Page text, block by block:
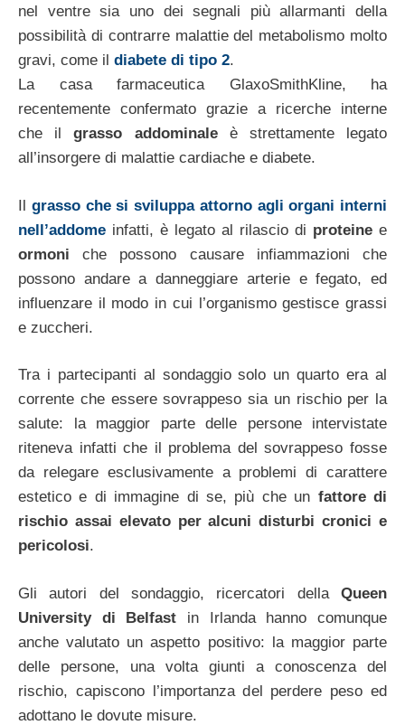
nel ventre sia uno dei segnali più allarmanti della
possibilità di contrarre malattie del metabolismo molto
gravi, come il diabete di tipo 2.
La casa farmaceutica GlaxoSmithKline, ha
recentemente confermato grazie a ricerche interne
che ilgrasso addominaleè strettamente legato
all’insorgere di malattie cardiache e diabete.
Il grasso che si sviluppa attorno agli organi interni
nell’addome infatti, è legato al rilascio di proteine e
ormoni che possono causare infiammazioni che
possono andare a danneggiare arterie e fegato, ed
influenzare il modo in cui l’organismo gestisce grassi
e zuccheri.
Tra i partecipanti al sondaggio solo un quarto era al
corrente che essere sovrappeso sia un rischio per la
salute: la maggior parte delle persone intervistate
riteneva infatti che il problema del sovrappeso fosse
da relegare esclusivamente a problemi di carattere
estetico e di immagine di se, più che un fattore di
rischio assai elevato per alcuni disturbi cronici e
pericolosi.
Gli autori del sondaggio, ricercatori della Queen
University di Belfast in Irlanda hanno comunque
anche valutato un aspetto positivo: la maggior parte
delle persone, una volta giunti a conoscenza del
rischio, capiscono l’importanza del perdere peso ed
adottano le dovute misure.